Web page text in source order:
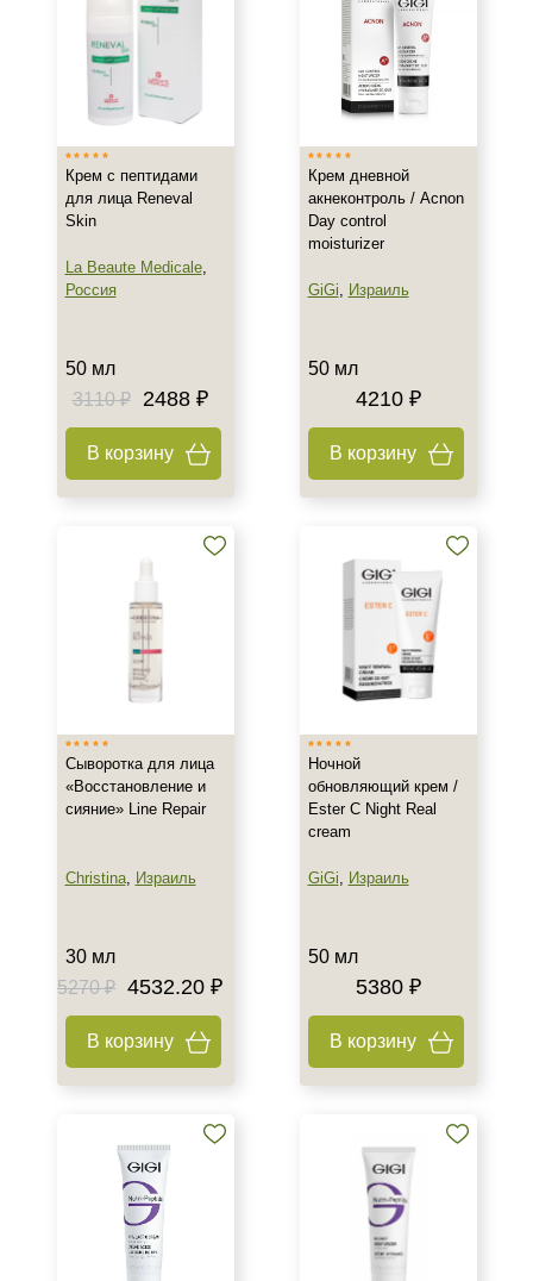
Крем с пептидами
для лица Reneval
Skin
La Beaute Medicale,
Россия
50 мл
3110 ₽
2488 ₽
В корзину
Крем дневной
акнеконтроль / Acnon
Day control
moisturizer
GiGi, Израиль
50 мл
4210 ₽
В корзину
Сыворотка для лица
«Восстановление и
сияние» Line Repair
Christina, Израиль
30 мл
5270 ₽ 4532.20 ₽
В корзину
Ночной
обновляющий крем /
Ester C Night Real
cream
GiGi, Израиль
50 мл
5380 ₽
В корзину